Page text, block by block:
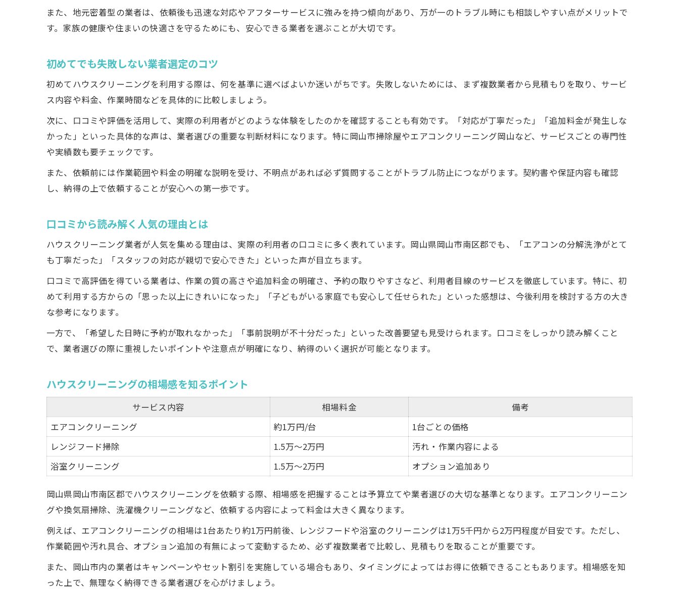
納得できるハウスクリーニング業者を選ぶ秘訣
満足度が高い業者選定ポイント一覧
即日対応可能な業者を見極める方法
岡山のハウスクリーニング人気ランキング
また、地元密着型の業者は、依頼後も迅速な対応やアフターサービスに強みを持つ傾向があり、万が一のトラブル時にも相談しやすい点がメリットで
す。家族の健康や住まいの快適さを守るためにも、安心できる業者を選ぶことが大切です。
初めてでも失敗しない業者選定のコツ
初めてハウスクリーニングを利用する際は、何を基準に選べばよいか迷いがちです。失敗しないためには、まず複数業者から見積もりを取り、サービ
ス内容や料金、作業時間などを具体的に比較しましょう。
次に、口コミや評価を活用して、実際の利用者がどのような体験をしたのかを確認することも有効です。「対応が丁寧だった」「追加料金が発生しな
かった」といった具体的な声は、業者選びの重要な判断材料になります。特に岡山市掃除屋やエアコンクリーニング岡山など、サービスごとの専門性
や実績数も要チェックです。
また、依頼前には作業範囲や料金の明確な説明を受け、不明点があれば必ず質問することがトラブル防止につながります。契約書や保証内容も確認
し、納得の上で依頼することが安心への第一歩です。
口コミから読み解く人気の理由とは
ハウスクリーニング業者が人気を集める理由は、実際の利用者の口コミに多く表れています。岡山県岡山市南区郡でも、「エアコンの分解洗浄がとて
も丁寧だった」「スタッフの対応が親切で安心できた」といった声が目立ちます。
口コミで高評価を得ている業者は、作業の質の高さや追加料金の明確さ、予約の取りやすさなど、利用者目線のサービスを徹底しています。特に、初
めて利用する方からの「思った以上にきれいになった」「子どもがいる家庭でも安心して任せられた」といった感想は、今後利用を検討する方の大き
な参考になります。
一方で、「希望した日時に予約が取れなかった」「事前説明が不十分だった」といった改善要望も見受けられます。口コミをしっかり読み解くこと
で、業者選びの際に重視したいポイントや注意点が明確になり、納得のいく選択が可能となります。
ハウスクリーニングの相場感を知るポイント
サービス内容 相場料金
備考
エアコンクリーニング
約1万円/台
1台ごとの価格
レンジフード掃除
1.5万〜2万円
汚れ・作業内容による
浴室クリーニング
1.5万〜2万円 オプション追加あり
岡山県岡山市南区郡でハウスクリーニングを依頼する際、相場感を把握することは予算立てや業者選びの大切な基準となります。エアコンクリーニン
グや換気扇掃除、洗濯機クリーニングなど、依頼する内容によって料金は大きく異なります。
例えば、エアコンクリーニングの相場は1台あたり約1万円前後、レンジフードや浴室のクリーニングは1万5千円から2万円程度が目安です。ただし、
作業範囲や汚れ具合、オプション追加の有無によって変動するため、必ず複数業者で比較し、見積もりを取ることが重要です。
また、岡山市内の業者はキャンペーンやセット割引を実施している場合もあり、タイミングによってはお得に依頼できることもあります。相場感を知
った上で、無理なく納得できる業者選びを心がけましょう。